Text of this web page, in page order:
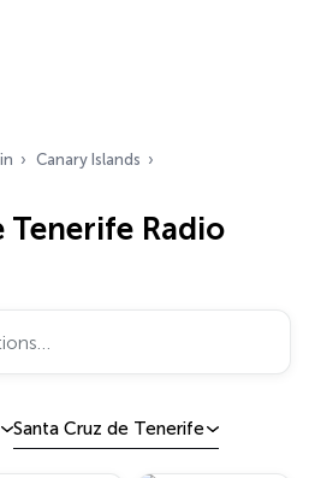
Canary Islands
Tenerife Radio
Santa Cruz de Tenerife